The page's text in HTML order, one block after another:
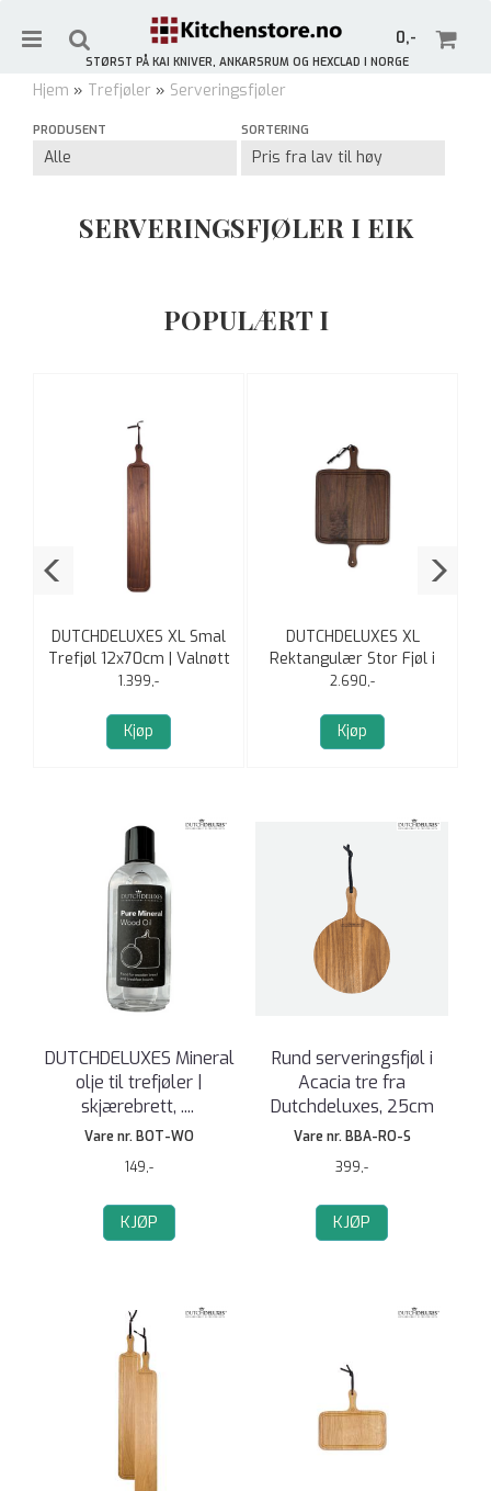
0,-
STØRST PÅ KAI KNIVER, ANKARSRUM OG HEXCLAD I NORGE
Meld deg på vårt nyhetsbrev og få 10% rabatt!
Gjelder ikke allerede rabatterte varer.
Hjem » Trefjøler » Serveringsfjøler
PRODUSENT SORTERING
SERVERINGSFJØLER I EIK
POPULÆRT I
DUTCHDELUXES XL Smal
Trefjøl 12x70cm | Valnøtt
1.399,-
Kjøp
DUTCHDELUXES XL
Rektangulær Stor Fjøl i
heltre 34x55cm | Valnøtt
2.690,-
Kjøp
DUTCHDELUXES Mineral
olje til trefjøler |
skjærebrett, ....
Vare nr. BOT-WO
149,-
KJØP
Rund serveringsfjøl i
Acacia tre fra
Dutchdeluxes, 25cm
Vare nr. BBA-RO-S
399,-
KJØP
Trykk ENTER for å søke